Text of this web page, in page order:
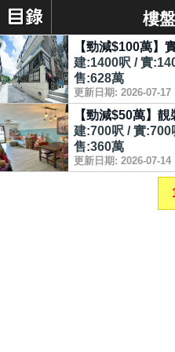
樓
【勁減$100萬】
建:1400呎 / 實
售:628萬
更新日期: 2026-07-17
【勁減$50萬】
建:700呎 / 實:700
售:360萬
更新日期: 2026-07-14